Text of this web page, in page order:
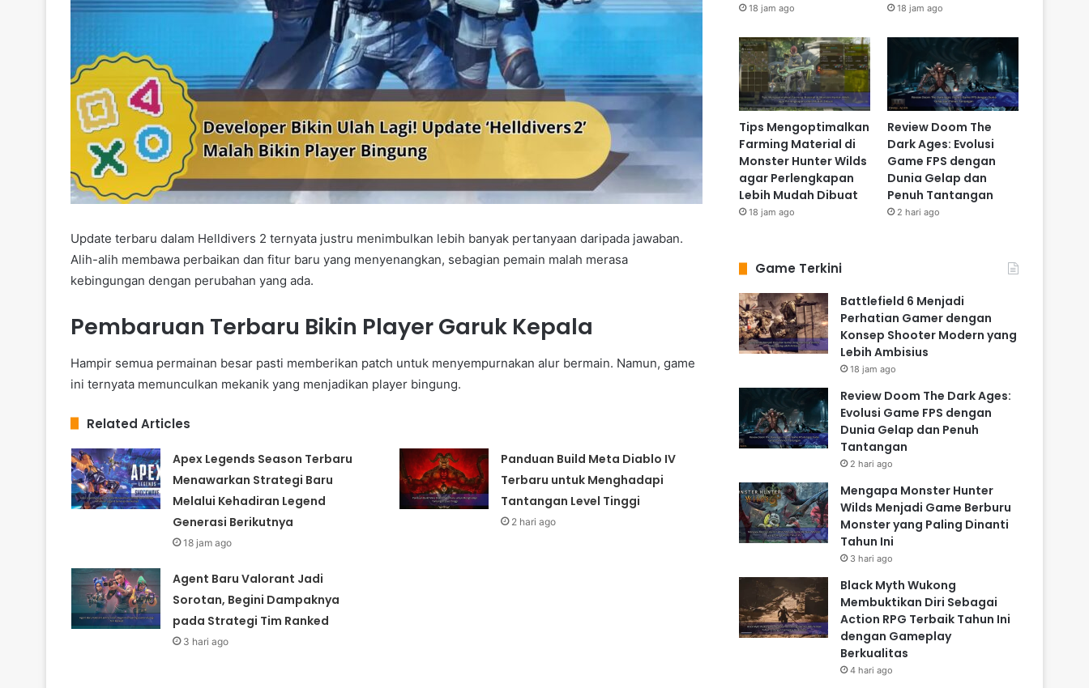
Update terbaru dalam Helldivers 2 ternyata justru menimbulkan lebih banyak pertanyaan daripada jawaban.
Alih-alih membawa perbaikan dan fitur baru yang menyenangkan, sebagian pemain malah merasa
kebingungan dengan perubahan yang ada.
Pembaruan Terbaru Bikin Player Garuk Kepala
Hampir semua permainan besar pasti memberikan patch untuk menyempurnakan alur bermain. Namun, game
ini ternyata memunculkan mekanik yang menjadikan player bingung.
Related Articles
Apex Legends Season Terbaru
Menawarkan Strategi Baru
Melalui Kehadiran Legend
Generasi Berikutnya
18 jam ago
Panduan Build Meta Diablo IV
Terbaru untuk Menghadapi
Tantangan Level Tinggi
2 hari ago
Agent Baru Valorant Jadi
Sorotan, Begini Dampaknya
pada Strategi Tim Ranked
3 hari ago
18 jam ago 18 jam ago
Tips Mengoptimalkan
Farming Material di
Monster Hunter Wilds
agar Perlengkapan
Lebih Mudah Dibuat
18 jam ago
Review Doom The
Dark Ages: Evolusi
Game FPS dengan
Dunia Gelap dan
Penuh Tantangan
2 hari ago
Game Terkini
Battlefield 6 Menjadi
Perhatian Gamer dengan
Konsep Shooter Modern yang
Lebih Ambisius
18 jam ago
Review Doom The Dark Ages:
Evolusi Game FPS dengan
Dunia Gelap dan Penuh
Tantangan
2 hari ago
Mengapa Monster Hunter
Wilds Menjadi Game Berburu
Monster yang Paling Dinanti
Tahun Ini
3 hari ago
Black Myth Wukong
Membuktikan Diri Sebagai
Action RPG Terbaik Tahun Ini
dengan Gameplay
Berkualitas
4 hari ago